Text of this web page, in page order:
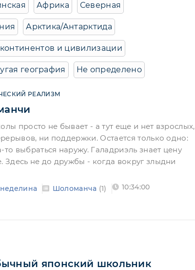
Африка Северная
Арктика/Антарктида
и цивилизации
география Не определено
РЕАЛИЗМ
просто не бывает - а тут еще и нет взрослых,
ни поддержки. Остается только одно:
то выбраться наружу. Галадриэль знает цену
не до дружбы - когда вокруг злыдни
Шоломанча (1) 10:34:00
японский школьник